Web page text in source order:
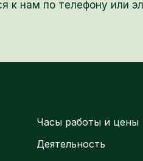
к нам по телефону или
Часы работы и цены
Деятельность